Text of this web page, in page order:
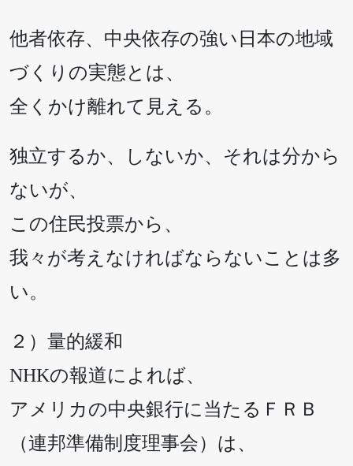
他者依存、中央依存の強い日本の地域
づくりの実態とは、
全くかけ離れて見える。
独立するか、しないか、それは分から
ないが、
この住民投票から、
我々が考えなければならないことは多
い。
２）量的緩和
NHKの報道によれば、
アメリカの中央銀行に当たるＦＲＢ
（連邦準備制度理事会）は、